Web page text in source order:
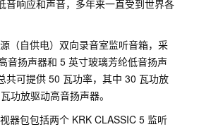
音响应和声音，多年来一直受到世界各
（自供电）双向录音室监听音箱，采
音扬声器和 5 英寸玻璃芳纶低音扬声
共可提供 50 瓦功率，其中 30 瓦功放
功放驱动高音扬声器。
器包包括两个 KRK CLASSIC 5 监听